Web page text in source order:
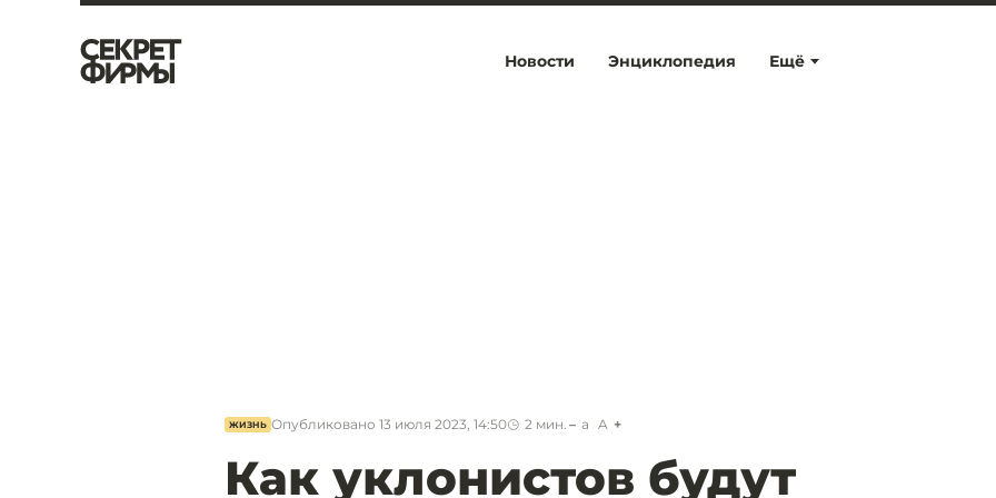
Ещё
Новости Энциклопедия
ЖИЗНЬ Опубликовано 13 июля 2023, 14:50 2 мин. a A
Как уклонистов будут